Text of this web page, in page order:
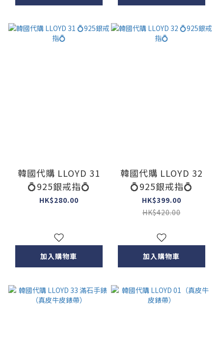
韓國代購 LLOYD 31
💍925銀戒指💍
HK$280.00
加入購物車
韓國代購 LLOYD 32
💍925銀戒指💍
HK$399.00
HK$420.00
加入購物車